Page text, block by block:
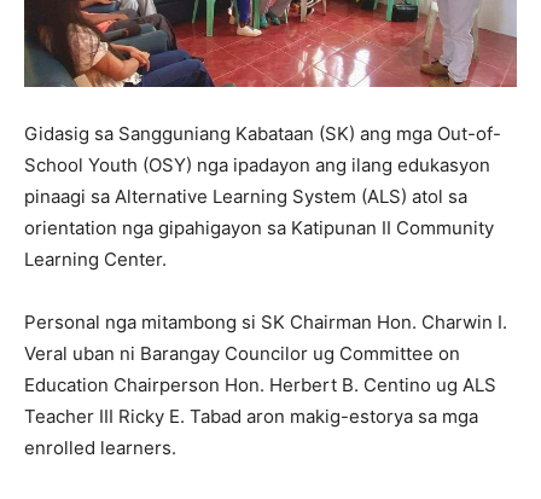
Gidasig sa Sangguniang Kabataan (SK) ang mga Out-of-
School Youth (OSY) nga ipadayon ang ilang edukasyon
pinaagi sa Alternative Learning System (ALS) atol sa
orientation nga gipahigayon sa Katipunan II Community
Learning Center.
Personal nga mitambong si SK Chairman Hon. Charwin I.
Veral uban ni Barangay Councilor ug Committee on
Education Chairperson Hon. Herbert B. Centino ug ALS
Teacher III Ricky E. Tabad aron makig-estorya sa mga
enrolled learners.